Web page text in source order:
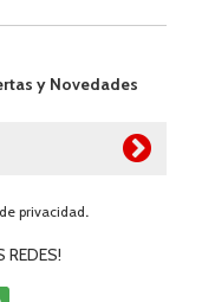
y Novedades
privacidad.
REDES!